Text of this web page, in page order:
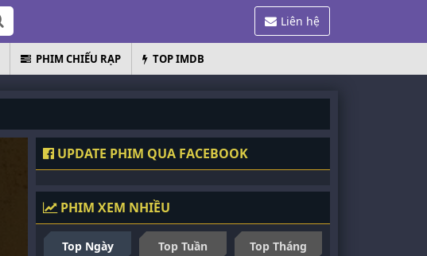
Liên hệ
PHIM CHIẾU RẠP TOP IMDB
UPDATE PHIM QUA FACEBOOK
PHIM XEM NHIỀU
Top Ngày Top Tuần
Top Tháng